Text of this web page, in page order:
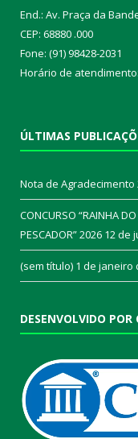
End.: Av. Praça da
CEP: 68880 .000
Fone: (91) 98428-2031
Horário de
ÚLTIMAS
Nota de Agradecimento
CONCURSO “RAINHA
PESCADOR” 2026 12 de
(sem título) 1 de janeiro
DESENVOLVIDO POR